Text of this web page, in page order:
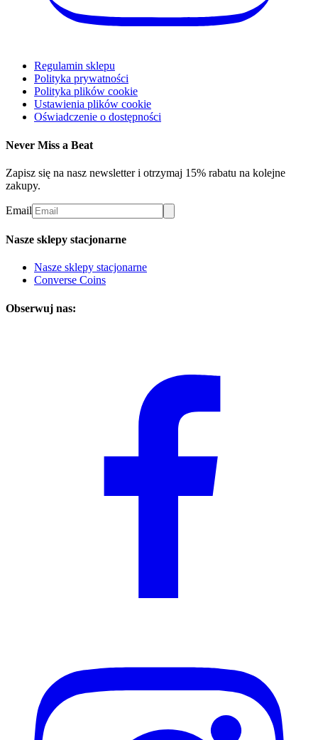
Regulamin sklepu
Polityka prywatności
Polityka plików cookie
Ustawienia plików cookie
Oświadczenie o dostępności
Never Miss a Beat
Zapisz się na nasz newsletter i otrzymaj 15% rabatu na kolejne
zakupy.
Email
Nasze sklepy stacjonarne
Nasze sklepy stacjonarne
Converse Coins
Obserwuj nas: